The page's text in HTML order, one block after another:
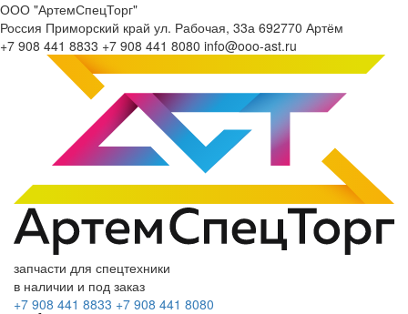
ООО "АртемСпецТорг"
Россия Приморский край ул. Рабочая, 33а 692770 Артём
+7 908 441 8833 +7 908 441 8080 info@ooo-ast.ru
запчасти для спецтехники
в наличии и под заказ
+7 908 441 8833 +7 908 441 8080